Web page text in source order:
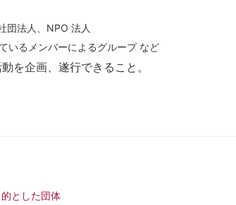
団法人、NPO 法人
いるメンバーによるグループ など
を企画、遂行できること。
とした団体